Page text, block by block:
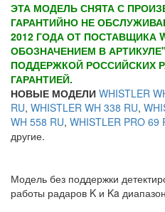
ЭТА МОДЕЛЬ СНЯТА С
ГАРАНТИЙНО НЕ
2012 ГОДА ОТ ПОСТАВЩИКА
ОБОЗНАЧЕНИЕМ В АРТИКУЛЕ
ПОДДЕРЖКОЙ РОССИЙСКИХ
ГАРАНТИЕЙ.
НОВЫЕ МОДЕЛИ WHISTLER
RU, WHISTLER WH 338 RU,
WH 558 RU, WHISTLER PRO 69
другие.
Модель без поддержки
работы радаров K и Ka